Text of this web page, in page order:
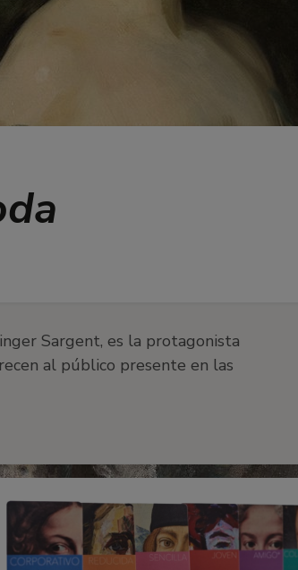
Sargent, es la protagonista
al público presente en las